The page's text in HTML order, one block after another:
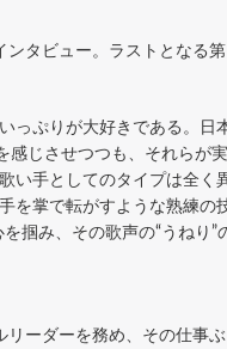
ンタビュー。ラストとなる
っぷりが大好きである。
感じさせつつも、それら
い手としてのタイプは全
を掌で転がすような熟練の
掴み、その歌声の“うねり
リーダーを務め、その仕事